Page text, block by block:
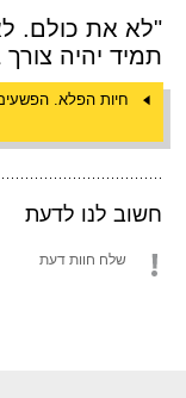
"לא את כולם.
תמיד יהיה
חיות הפלא.
חשוב לנו לדעת
שלח חוות דעת